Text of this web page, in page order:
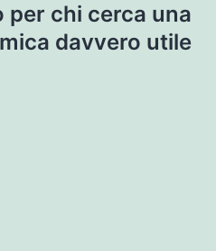
per chi cerca una
davvero utile